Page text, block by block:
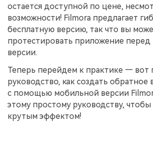
остается доступной по цене,
возможности! Filmora предлагает
бесплатную версию, так что вы
протестировать приложение
версии.
Теперь перейдем к практике — вот
руководство, как создать обратное
с помощью мобильной версии
этому простому руководству,
крутым эффектом!